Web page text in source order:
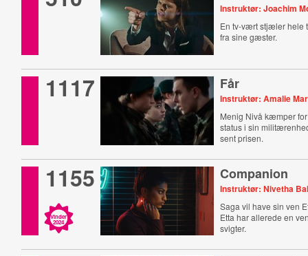
Instruktør: Joachim
En tv-vært stjæler hele
fra sine gæster.
1117 Får
Instruktør: Amalie
Menig Nivå kæmper
status i sin
sent prisen.
1155
Vinder
2024
Companion
Instruktør: Nivetha
Saga vil have sin ven
Etta har allerede en
svigter.